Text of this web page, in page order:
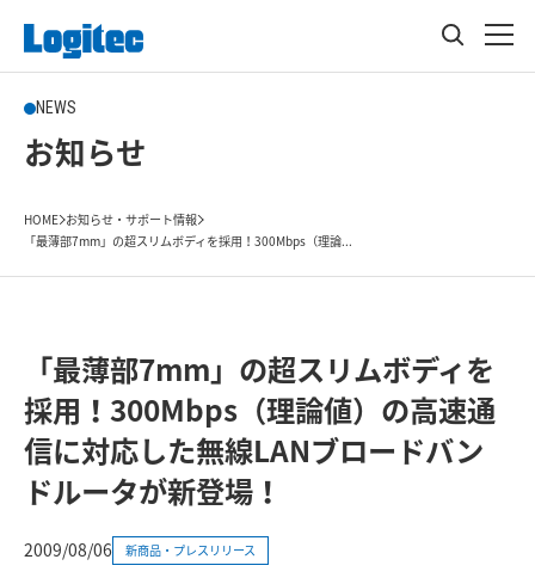
NEWS
お知らせ
HOME お知らせ・サポート情報
「最薄部7mm」の超スリムボディを採用！300Mbps（理論...
「最薄部7mm」の超スリムボディを
採用！300Mbps（理論値）の高速通
信に対応した無線LANブロードバン
ドルータが新登場！
2009/08/06 新商品・プレスリリース